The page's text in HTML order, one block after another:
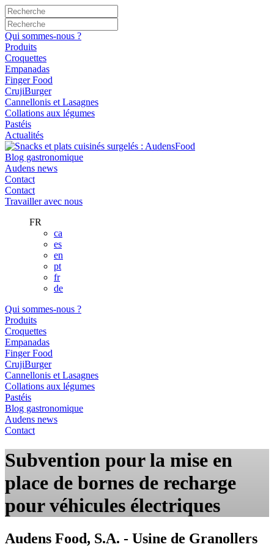
Qui sommes-nous ?
Produits
Croquettes
Empanadas
Finger Food
CrujiBurger
Cannellonis et Lasagnes
Collations aux légumes
Pastéis
Actualités
Blog gastronomique
Audens news
Contact
Contact
Travailler avec nous
FR
ca
es
en
pt
fr
de
Qui sommes-nous ?
Produits
Croquettes
Empanadas
Finger Food
CrujiBurger
Cannellonis et Lasagnes
Collations aux légumes
Pastéis
Blog gastronomique
Audens news
Contact
Subvention pour la mise en
place de bornes de recharge
pour véhicules électriques
Audens Food, S.A. - Usine de Granollers